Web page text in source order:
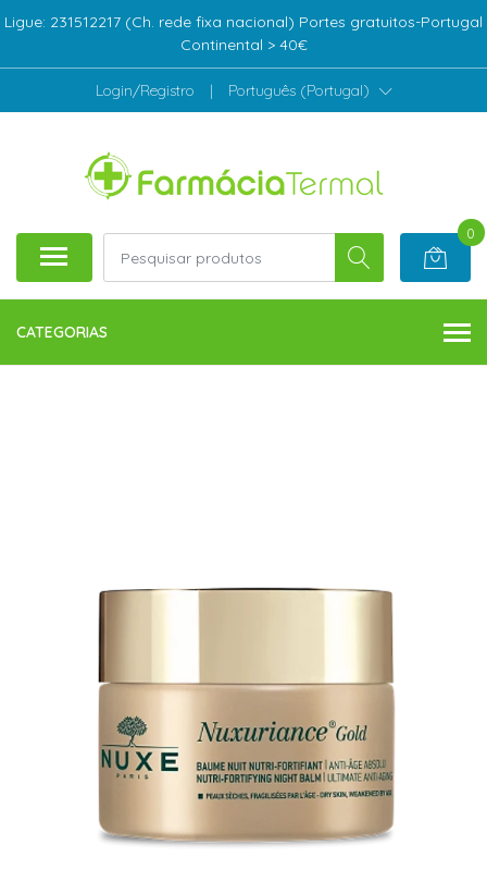
Ligue: 231512217 (Ch. rede fixa nacional) Portes gratuitos-Portugal
Continental > 40€
Login/Registro | Português (Portugal)
0
CATEGORIAS